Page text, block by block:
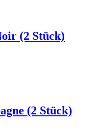
(2 Stück)
(2 Stück)